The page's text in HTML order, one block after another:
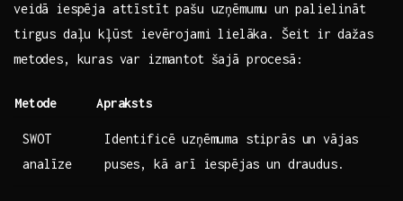
veidā iespēja attīstīt pašu uzņēmumu ⁢un palielināt
tirgus daļu kļūst ievērojami ⁤lielāka. Šeit ir dažas
metodes, kuras var izmantot šajā procesā:
Metode Apraksts
SWOT
analīze
Identificē uzņēmuma stiprās un vājas
puses, kā⁢ arī iespējas un draudus.